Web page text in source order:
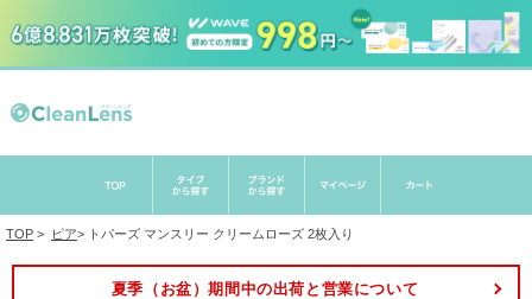
TOP > ピア> トパーズ マンスリー クリームローズ 2枚入り
夏季（お盆）期間中の出荷と営業について